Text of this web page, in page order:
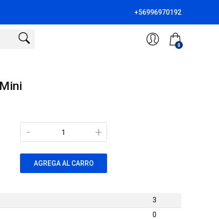
+56996970192
0
+
-
AGREGA AL CARRO
3
0